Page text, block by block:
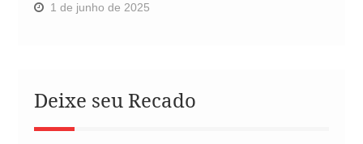
1 de junho de 2025
Deixe seu Recado